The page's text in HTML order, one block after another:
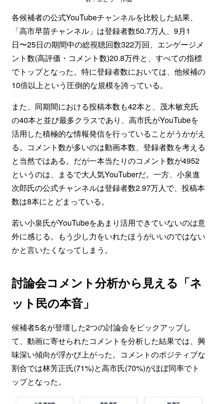
各候補者の公式YouTubeチャンネルを比較した結果、
「高市早苗チャンネル」は登録者数50.7万人、9月1
日〜25日の期間中の総視聴回数322万回、エンゲージメ
ント数(高評価・コメント数)20.8万件と、すべての指標
でトップとなった。特に登録者数においては、他候補の
10倍以上という圧倒的な規模を誇っている。
また、同期間における投稿本数も42本と、茂木敏充氏
の40本と並び最多クラスであり、高市氏がYouTubeを
活用した積極的な情報発信を行っていることがうかがえ
る。コメント数が多いのは動画本数、登録者数を考える
と当然ではある。だが一本当たりのコメント数が4952
というのは、まるで大人気YouTuberだ。一方、小泉進
次郎氏の公式チャンネルは登録者数2.97万人で、投稿本
数は8本にとどまっている。
若い小泉氏がYouTubeをあまり活用できていないのは意
外に感じる。もう少し力をいれたほうがいいのではない
かと言いたくなってしまう。
討論会コメント分析から見える「ネ
ット民の本音」
候補者5名が登壇した2つの討論会をピックアップし
て、動画に寄せられたコメントを分析した結果では、興
味深い傾向が浮かび上がった。コメントのポジティブな
割合では林芳正氏(71%)と高市氏(70%)がほぼ同率でト
ップとなった。